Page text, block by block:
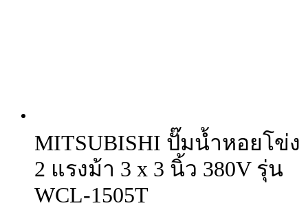
MITSUBISHI ปั๊มน้ำหอยโข่ง
2 แรงม้า 3 x 3 นิ้ว 380V รุ่น
WCL-1505T